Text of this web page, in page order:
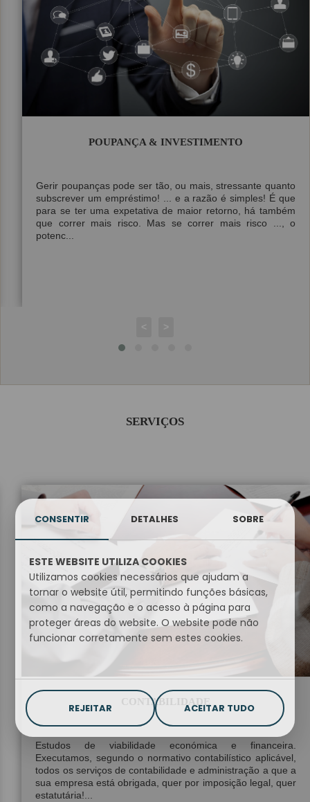
CONSENTIR DETALHES SOBRE
ESTE WEBSITE UTILIZA COOKIES
Utilizamos cookies necessários que ajudam a
tornar o website útil, permitindo funções básicas,
como a navegação e o acesso à página para
proteger áreas do website. O website pode não
funcionar corretamente sem estes cookies.
REJEITAR ACEITAR TUDO
POUPANÇA & INVESTIMENTO
Gerir poupanças pode ser tão, ou mais, stressante quanto
subscrever um empréstimo! ... e a razão é simples! É que
para se ter uma expetativa de maior retorno, há também
que correr mais risco. Mas se correr mais risco ..., o
potenc...
< >
SERVIÇOS
CONTABILIDADE
Estudos de viabilidade económica e financeira.
Executamos, segundo o normativo contabilístico aplicável,
todos os serviços de contabilidade e administração a que a
sua empresa está obrigada, quer por imposição legal, quer
estatutária!...